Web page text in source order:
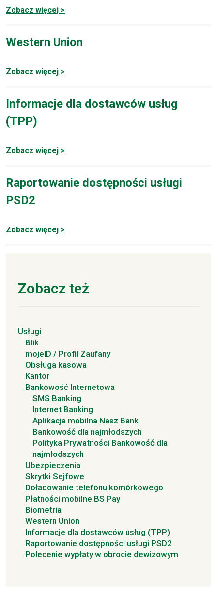
Zobacz więcej >
Western Union
Zobacz więcej >
Informacje dla dostawców usług
(TPP)
Zobacz więcej >
Raportowanie dostępności usługi
PSD2
Zobacz więcej >
Zobacz też
Usługi
Blik
mojeID / Profil Zaufany
Obsługa kasowa
Kantor
Bankowość Internetowa
SMS Banking
Internet Banking
Aplikacja mobilna Nasz Bank
Bankowość dla najmłodszych
Polityka Prywatności Bankowość dla
najmłodszych
Ubezpieczenia
Skrytki Sejfowe
Doładowanie telefonu komórkowego
Płatności mobilne BS Pay
Biometria
Western Union
Informacje dla dostawców usług (TPP)
Raportowanie dostępności usługi PSD2
Polecenie wypłaty w obrocie dewizowym